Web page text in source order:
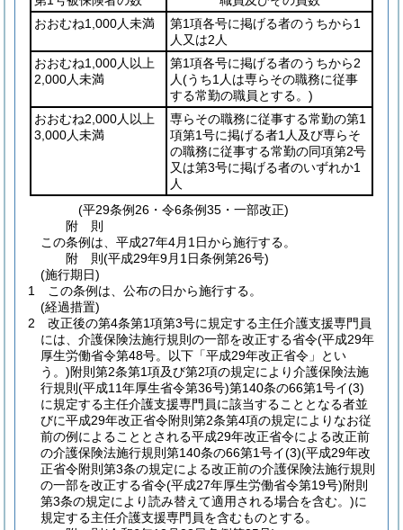
おおむね1,000人未満
第1項各号に掲げる者のうちから1
人又は2人
おおむね1,000人以上
2,000人未満
第1項各号に掲げる者のうちから2
人(うち1人は専らその職務に従事
する常勤の職員とする。)
おおむね2,000人以上
3,000人未満
専らその職務に従事する常勤の第1
項第1号に掲げる者1人及び専らそ
の職務に従事する常勤の同項第2号
又は第3号に掲げる者のいずれか1
人
(平29条例26・令6条例35・一部改正)
附 則
この条例は、平成27年4月1日から施行する。
附 則(平成29年9月1日条例第26号)
(施行期日)
1
この条例は、公布の日から施行する。
(経過措置)
2
改正後の第4条第1項第3号に規定する主任介護支援専門員
には、介護保険法施行規則の一部を改正する省令(平成29年
厚生労働省令第48号。以下「平成29年改正省令」とい
う。)附則第2条第1項及び第2項の規定により介護保険法施
行規則 (平成11年厚生省令第36号)第140条の66第1号イ(3)
に規定する主任介護支援専門員に該当することとなる者並
びに平成29年改正省令附則第2条第4項の規定によりなお従
前の例によることとされる平成29年改正省令による改正前
の介護保険法施行規則第140条の66第1号イ(3)(平成29年改
正省令附則第3条の規定による改正前の介護保険法施行規則
の一部を改正する省令(平成27年厚生労働省令第19号)附則
第3条の規定により読み替えて適用される場合を含む。)に
規定する主任介護支援専門員を含むものとする。